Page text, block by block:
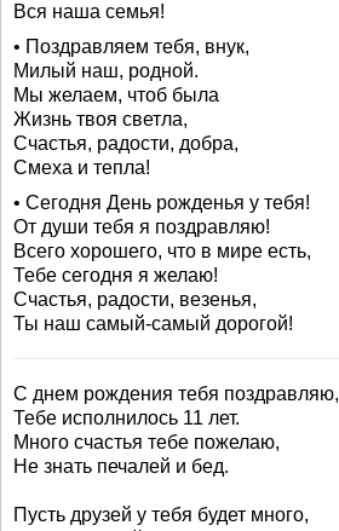
Вся наша семья!
• Поздравляем тебя, внук,
Милый наш, родной.
Мы желаем, чтоб была
Жизнь твоя светла,
Счастья, радости, добра,
Смеха и тепла!
• Сегодня День рожденья у тебя!
От души тебя я поздравляю!
Всего хорошего, что в мире есть,
Тебе сегодня я желаю!
Счастья, радости, везенья,
Ты наш самый-самый дорогой!
С днем рождения тебя поздравляю,
Тебе исполнилось 11 лет.
Много счастья тебе пожелаю,
Не знать печалей и бед.
Пусть друзей у тебя будет много,